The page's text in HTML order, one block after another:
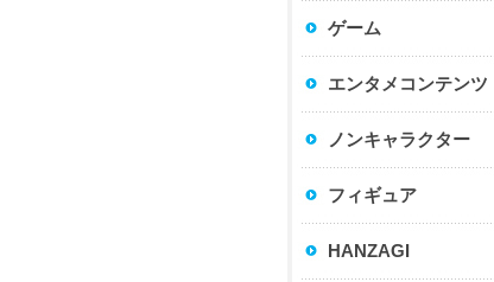
ゲーム
エンタメコンテンツ
ノンキャラクター
フィギュア
HANZAGI